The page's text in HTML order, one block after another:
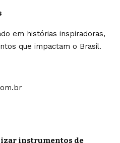
em histórias inspiradoras,
que impactam o Brasil.
instrumentos de